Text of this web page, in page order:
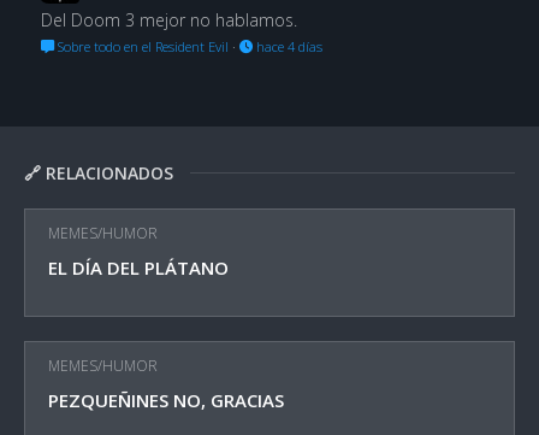
🔗 RELACIONADOS
MEMES/HUMOR
EL DÍA DEL PLÁTANO
MEMES/HUMOR
PEZQUEÑINES NO, GRACIAS
Del Doom 3 mejor no hablamos.
Sobre todo en el Resident Evil · hace 4 días